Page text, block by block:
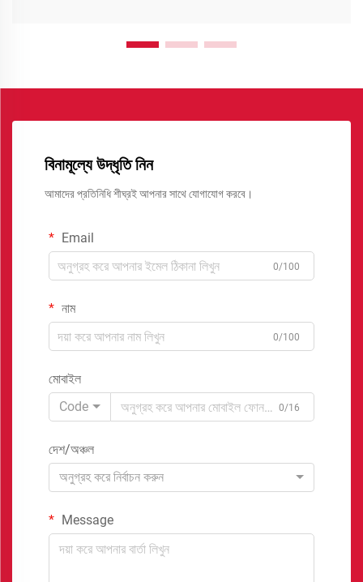
বিনামূল্যে উদ্ধৃতি নিন
আমাদের প্রতিনিধি শীঘ্রই আপনার সাথে যোগাযোগ করবে।
Email
0/100
নাম
0/100
মোবাইল
Code
0/16
দেশ/অঞ্চল
অনুগ্রহ করে নির্বাচন করুন
Message